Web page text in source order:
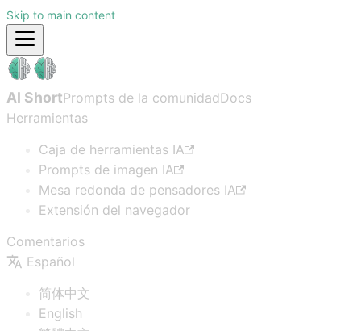
Skip to main content
AI ShortPrompts de la comunidadDocs
Herramientas
Caja de herramientas IA
Prompts de imagen IA
Mesa redonda de pensadores IA
Extensión del navegador
Comentarios
Español
简体中文
English